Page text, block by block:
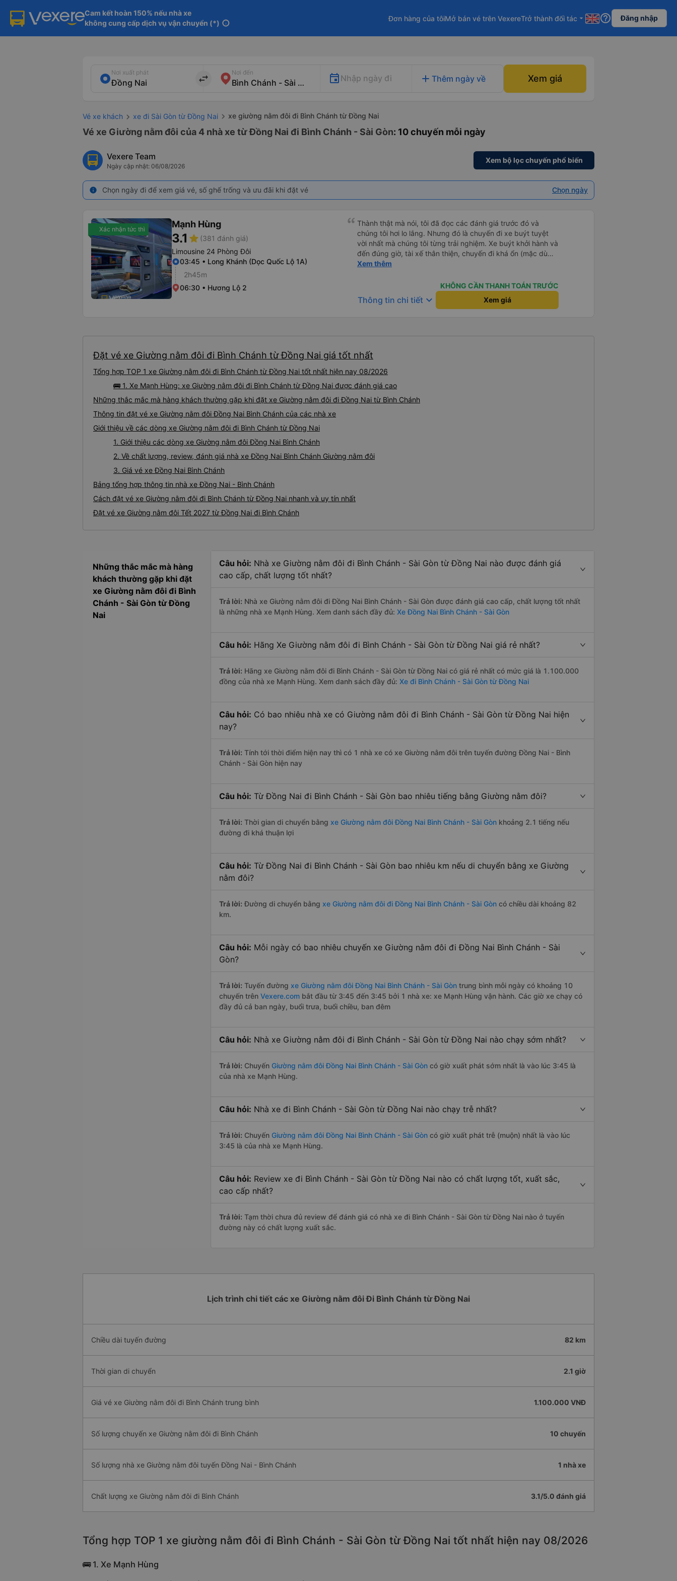
Cam kết hoàn 150% nếu nhà xe
không cung cấp dịch vụ vận chuyển (*) info
Đơn hàng của tôiMở bán vé trên VexereTrở thành đối tác arrow_drop_down help_outline Đăng nhập
Nơi xuất phát
import_export
Nơi đến
Nhập ngày đi add Thêm ngày về Xem giá
Vé xe khách xe đi Sài Gòn từ Đồng Nai xe giường nằm đôi đi Bình Chánh từ Đồng Nai
Vé xe Giường nằm đôi của 4 nhà xe từ Đồng Nai đi Bình Chánh - Sài Gòn: 10 chuyến mỗi ngày
Vexere Team
Ngày cập nhật: 06/08/2026
Xem bộ lọc chuyến phổ biến
info Chọn ngày đi để xem giá vé, số ghế trống và ưu đãi khi đặt vé Chọn ngày
Xác nhận tức thì Mạnh Hùng
3.1 star (381 đánh giá)
Limousine 24 Phòng Đôi
03:45 • Long Khánh (Dọc Quốc Lộ 1A)
2h45m
06:30 • Hương Lộ 2
Thành thật mà nói, tôi đã đọc các đánh giá trước đó và
chúng tôi hơi lo lắng. Nhưng đó là chuyến đi xe buýt tuyệt
vời nhất mà chúng tôi từng trải nghiệm. Xe buýt khởi hành và
đến đúng giờ, tài xế thân thiện, chuyến đi khá ổn (mặc dù
vẫn hơi xóc, nhưng đó là đặc trưng của Việt Nam ^^), và chỗ
Xem thêm
KHÔNG CẦN THANH TOÁN TRƯỚC
Thông tin chi tiết keyboard_arrow_down Xem giá
Đặt vé xe Giường nằm đôi đi Bình Chánh từ Đồng Nai giá tốt nhất
Tổng hợp TOP 1 xe Giường nằm đôi đi Bình Chánh từ Đồng Nai tốt nhất hiện nay 08/2026
🚌 1. Xe Mạnh Hùng: xe Giường nằm đôi đi Bình Chánh từ Đồng Nai được đánh giá cao
Những thắc mắc mà hàng khách thường gặp khi đặt xe Giường nằm đôi đi Đồng Nai từ Bình Chánh
Thông tin đặt vé xe Giường nằm đôi Đồng Nai Bình Chánh của các nhà xe
Giới thiệu về các dòng xe Giường nằm đôi đi Bình Chánh từ Đồng Nai
1. Giới thiệu các dòng xe Giường nằm đôi Đồng Nai Bình Chánh
2. Về chất lượng, review, đánh giá nhà xe Đồng Nai Bình Chánh Giường nằm đôi
3. Giá vé xe Đồng Nai Bình Chánh
Bảng tổng hợp thông tin nhà xe Đồng Nai - Bình Chánh
Cách đặt vé xe Giường nằm đôi đi Bình Chánh từ Đồng Nai nhanh và uy tín nhất
Đặt vé xe Giường nằm đôi Tết 2027 từ Đồng Nai đi Bình Chánh
Những thắc mắc mà hàng
khách thường gặp khi đặt
xe Giường nằm đôi đi Bình
Chánh - Sài Gòn từ Đồng
Nai
Câu hỏi: Nhà xe Giường nằm đôi đi Bình Chánh - Sài Gòn từ Đồng Nai nào được đánh giá
cao cấp, chất lượng tốt nhất?
Trả lời: Nhà xe Giường nằm đôi đi Đồng Nai Bình Chánh - Sài Gòn được đánh giá cao cấp, chất lượng tốt nhất
là những nhà xe Mạnh Hùng. Xem danh sách đầy đủ: Xe Đồng Nai Bình Chánh - Sài Gòn
Câu hỏi: Hãng Xe Giường nằm đôi đi Bình Chánh - Sài Gòn từ Đồng Nai giá rẻ nhất?
Trả lời: Hãng xe Giường nằm đôi đi Bình Chánh - Sài Gòn từ Đồng Nai có giá rẻ nhất có mức giá là 1.100.000
đồng của nhà xe Mạnh Hùng. Xem danh sách đầy đủ: Xe đi Bình Chánh - Sài Gòn từ Đồng Nai
Câu hỏi: Có bao nhiêu nhà xe có Giường nằm đôi đi Bình Chánh - Sài Gòn từ Đồng Nai hiện
nay?
Trả lời: Tính tới thời điểm hiện nay thì có 1 nhà xe có xe Giường nằm đôi trên tuyến đường Đồng Nai - Bình
Chánh - Sài Gòn hiện nay
Câu hỏi: Từ Đồng Nai đi Bình Chánh - Sài Gòn bao nhiêu tiếng bằng Giường nằm đôi?
Trả lời: Thời gian di chuyển bằng xe Giường nằm đôi Đồng Nai Bình Chánh - Sài Gòn khoảng 2.1 tiếng nếu
đường đi khá thuận lợi
Câu hỏi: Từ Đồng Nai đi Bình Chánh - Sài Gòn bao nhiêu km nếu di chuyển bằng xe Giường
nằm đôi?
Trả lời: Đường di chuyển bằng xe Giường nằm đôi đi Đồng Nai Bình Chánh - Sài Gòn có chiều dài khoảng 82
km.
Câu hỏi: Mỗi ngày có bao nhiêu chuyến xe Giường nằm đôi đi Đồng Nai Bình Chánh - Sài
Gòn?
Trả lời: Tuyến đường xe Giường nằm đôi Đồng Nai Bình Chánh - Sài Gòn trung bình mỗi ngày có khoảng 10
chuyến trên Vexere.com bắt đầu từ 3:45 đến 3:45 bởi 1 nhà xe: xe Mạnh Hùng vận hành. Các giờ xe chạy có
đầy đủ cả ban ngày, buổi trưa, buổi chiều, ban đêm
Câu hỏi: Nhà xe Giường nằm đôi đi Bình Chánh - Sài Gòn từ Đồng Nai nào chạy sớm nhất?
Trả lời: Chuyến Giường nằm đôi Đồng Nai Bình Chánh - Sài Gòn có giờ xuất phát sớm nhất là vào lúc 3:45 là
của nhà xe Mạnh Hùng.
Câu hỏi: Nhà xe đi Bình Chánh - Sài Gòn từ Đồng Nai nào chạy trễ nhất?
Trả lời: Chuyến Giường nằm đôi Đồng Nai Bình Chánh - Sài Gòn có giờ xuất phát trễ (muộn) nhất là vào lúc
3:45 là của nhà xe Mạnh Hùng.
Câu hỏi: Review xe đi Bình Chánh - Sài Gòn từ Đồng Nai nào có chất lượng tốt, xuất sắc,
cao cấp nhất?
Trả lời: Tạm thời chưa đủ review để đánh giá có nhà xe đi Bình Chánh - Sài Gòn từ Đồng Nai nào ở tuyến
đường này có chất lượng xuất sắc.
Lịch trình chi tiết các xe Giường nằm đôi Đi Bình Chánh từ Đồng Nai
Chiều dài tuyến đường 82 km
Thời gian di chuyển 2.1 giờ
Giá vé xe Giường nằm đôi đi Bình Chánh trung bình 1.100.000 VNĐ
Số lượng chuyến xe Giường nằm đôi đi Bình Chánh 10 chuyến
Số lượng nhà xe Giường nằm đôi tuyến Đồng Nai - Bình Chánh 1 nhà xe
Chất lượng xe Giường nằm đôi đi Bình Chánh 3.1/5.0 đánh giá
Tổng hợp TOP 1 xe giường nằm đôi đi Bình Chánh - Sài Gòn từ Đồng Nai tốt nhất hiện nay 08/2026
🚌 1. Xe Mạnh Hùng